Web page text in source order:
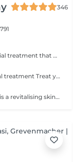
346
Skeyndor's Hyaluronic treatment is a facial treatment that uses hyaluronic acid to moisturise, tighten the skin and promote a plumper appearance. It revitalises drier skin, smooths fine lines and improves skin texture through intensive moisturisation and nourishing ingredients.
Radiance-boosting and brightening facial treatment Treat your skin to a true infusion of light. This exceptional treatment, enriched with a highly concentrated antioxidant complex, intensely revitalises tired, dull, and lacklustre skin. It helps neutralise free radicals while strengthening the skin's natural barrier for a visibly more resilient and protected complexion. Result: a more even, radiant, and luminous skin tone with an instant healthy glow effect.
The Skeyndor Power Oxygen treatment is a revitalising skincare ritual designed to infuse the skin with extra oxygen and restore its full vitality. It deeply stimulates cell regeneration, enhances oxygen absorption, and strengthens the skin's natural barrier. Result: intensely refreshed, deeply hydrated skin with a radiant, luminous glow and renewed energy.